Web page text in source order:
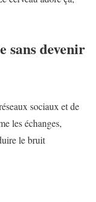
sans devenir
sociaux et de
les échanges,
le bruit